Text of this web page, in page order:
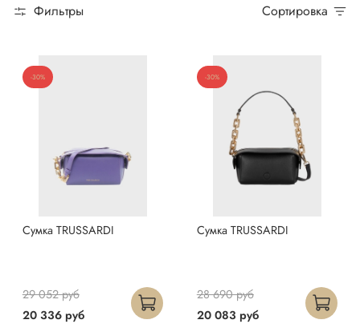
Фильтры Сортировка
-30%
Сумка TRUSSARDI
20 336 руб
29 052 руб
-30%
Сумка TRUSSARDI
20 083 руб
28 690 руб